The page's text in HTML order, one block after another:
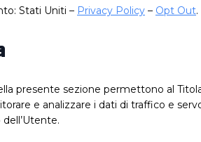
Stati Uniti – Privacy Policy – Opt Out.
presente sezione permettono al
e analizzare i dati di traffico e